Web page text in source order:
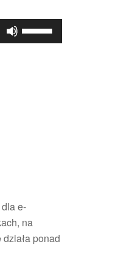
strzałek
e-
na
ponad